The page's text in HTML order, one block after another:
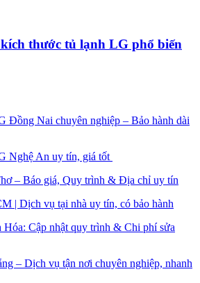
thước tủ lạnh LG phổ biến
Đồng Nai chuyên nghiệp – Bảo hành dài
Nghệ An uy tín, giá tốt
– Báo giá, Quy trình & Địa chỉ uy tín
| Dịch vụ tại nhà uy tín, có bảo hành
Hóa: Cập nhật quy trình & Chi phí sửa
– Dịch vụ tận nơi chuyên nghiệp, nhanh